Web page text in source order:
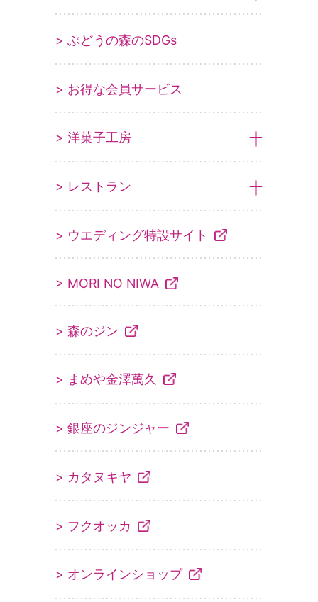
> ぶどうの森のSDGs
> お得な会員サービス
> 洋菓子工房
> レストラン
> ウエディング特設サイト
> MORI NO NIWA
> 森のジン
> まめや金澤萬久
> 銀座のジンジャー
> カタヌキヤ
> フクオッカ
> オンラインショップ